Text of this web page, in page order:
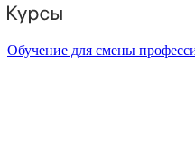
Обучение для смены